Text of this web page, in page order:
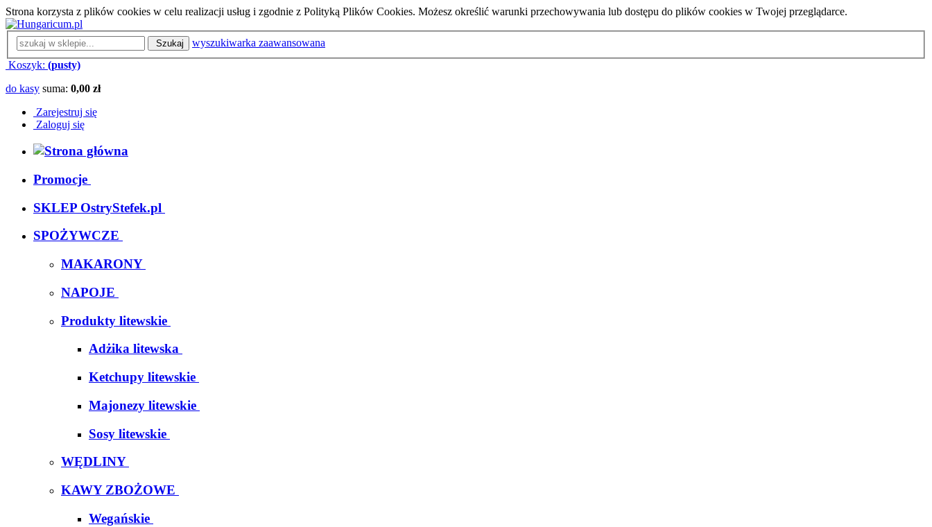
Strona korzysta z plików cookies w celu realizacji usług i zgodnie z Polityką Plików Cookies. Możesz określić warunki przechowywania lub dostępu do plików cookies w Twojej przeglądarce.
Szukaj
wyszukiwarka zaawansowana
Koszyk: (pusty)
do kasy suma: 0,00 zł
Zarejestruj się
Zaloguj się
Promocje
SKLEP OstryStefek.pl
SPOŻYWCZE
MAKARONY
NAPOJE
Produkty litewskie
Adżika litewska
Ketchupy litewskie
Majonezy litewskie
Sosy litewskie
WĘDLINY
KAWY ZBOŻOWE
Wegańskie